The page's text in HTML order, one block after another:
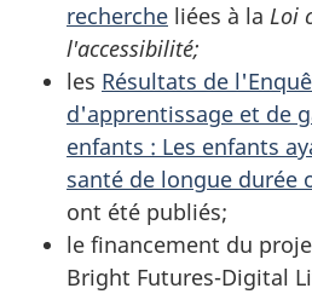
recherche liées à la Loi
l'accessibilité;
les Résultats de
d'apprentissage et de
enfants : Les enfants
santé de longue durée
ont été publiés;
le financement du
Bright Futures-Digital